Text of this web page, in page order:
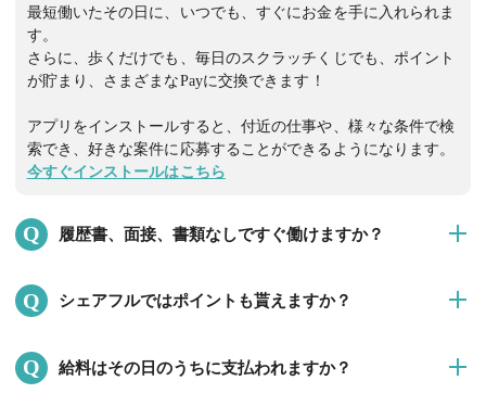
最短働いたその日に、いつでも、すぐにお金を手に入れられま
す。
さらに、歩くだけでも、毎日のスクラッチくじでも、ポイント
が貯まり、さまざまなPayに交換できます！
アプリをインストールすると、付近の仕事や、様々な条件で検
索でき、好きな案件に応募することができるようになります。
今すぐインストールはこちら
Q 履歴書、面接、書類なしですぐ働けますか？
はい。数時間でも、 働きたい時間に、面接・履歴書なしですぐ
に働くことができます！
お願いいたします。
Q シェアフルではポイントも貰えますか？
はい。シェアフルでは、歩く、毎日のスクラッチくじ、友達招
待、ミッションなどたくさんの方法でポイントを獲得できま
Q 給料はその日のうちに支払われますか？